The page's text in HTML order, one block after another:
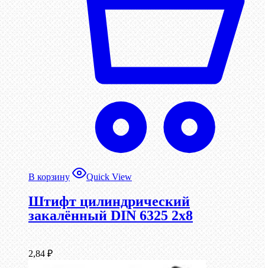
В корзину Quick View
Штифт цилиндрический
закалённый DIN 6325 2х8
2,84 ₽